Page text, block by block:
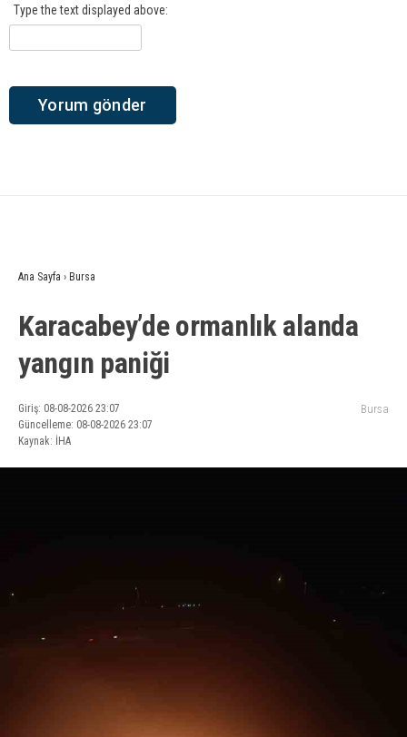
Type the text displayed above:
Ana Sayfa › Bursa
Karacabey’de ormanlık alanda
yangın paniği
Giriş: 08-08-2026 23:07
Güncelleme: 08-08-2026 23:07
Kaynak: İHA
Bursa